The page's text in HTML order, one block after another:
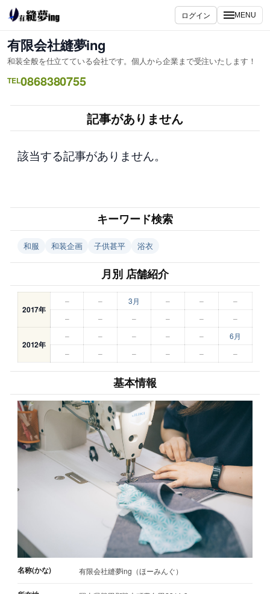
内
容
を
ス
キ
ッ
ログイン MENU
有限会社縫夢ing
和装全般を仕立てている会社です。個人から企業まで受注いたします！
TEL0868380755
記事がありません
該当する記事がありません。
キーワード検索
和服 和装企画 子供甚平 浴衣
月別 店舗紹介
2017年
– – 3月 – –
–
–
– – – – –
2012年
– – – – –
6月
–
– – – – –
基本情報
名称(かな) 有限会社縫夢ing（ほーみんぐ）